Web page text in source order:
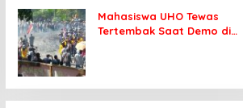
Mahasiswa UHO Tewas
Tertembak Saat Demo di